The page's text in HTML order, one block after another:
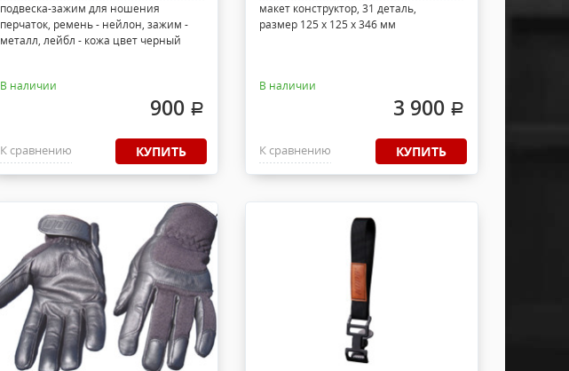
подвеска-зажим для ношения
перчаток, ремень - нейлон, зажим -
металл, лейбл - кожа цвет черный
В наличии
900 .
К сравнению КУПИТЬ
макет конструктор, 31 деталь,
размер 125 x 125 x 346 мм
В наличии
3 900 .
К сравнению КУПИТЬ